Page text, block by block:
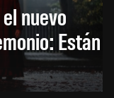
nuevo
Están